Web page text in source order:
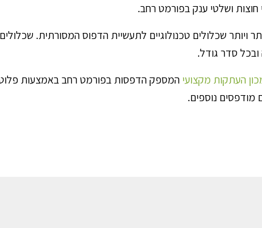
ושלטי ענק בפורמט רחב.
ויותר שכלולים טכנולוגיים לתעשיית הדפוס המסורתית.
סדר גודל.
העתקות מקצועי המספק הדפסות בפורמט רחב באמצעות
מודפסים נוספים.